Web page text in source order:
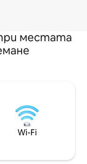
местата
Wi-Fi